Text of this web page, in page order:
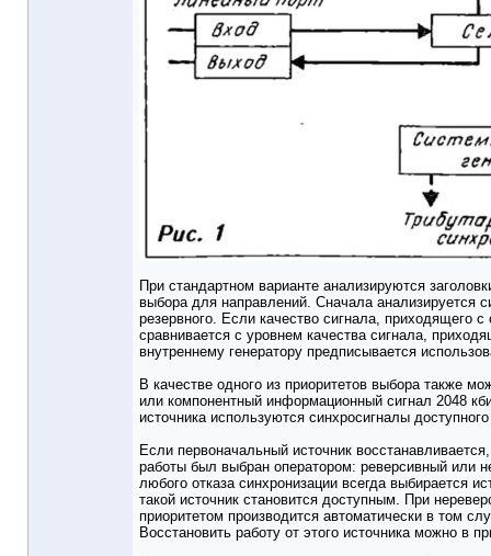
При стандартном варианте анализируются
выбора для направлений. Сначала анализируется
резервного. Если качество сигнала, приходящего
сравнивается с уровнем качества сигнала,
внутреннему генератору предписывается
В качестве одного из приоритетов выбора также
или компонентный информационный сигнал 2048
источника используются синхросигналы
Если первоначальный источник
работы был выбран оператором: реверсивный или
любого отказа синхронизации всегда выбирается
такой источник становится доступным. При
приоритетом производится автоматически в том
Восстановить работу от этого источника можно в